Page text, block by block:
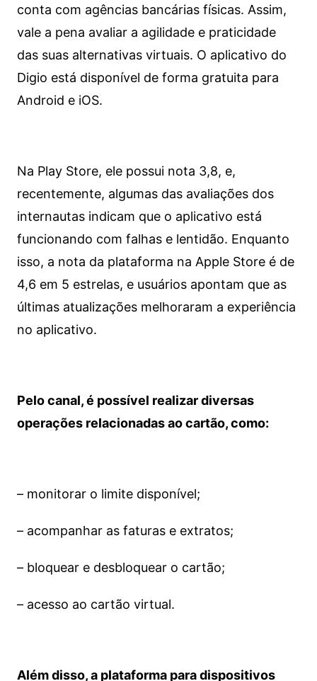
conta com agências bancárias físicas. Assim,
vale a pena avaliar a agilidade e praticidade
das suas alternativas virtuais. O aplicativo do
Digio está disponível de forma gratuita para
Android e iOS.
Na Play Store, ele possui nota 3,8, e,
recentemente, algumas das avaliações dos
internautas indicam que o aplicativo está
funcionando com falhas e lentidão. Enquanto
isso, a nota da plataforma na Apple Store é de
4,6 em 5 estrelas, e usuários apontam que as
últimas atualizações melhoraram a experiência
no aplicativo.
Pelo canal, é possível realizar diversas
operações relacionadas ao cartão, como:
– monitorar o limite disponível;
– acompanhar as faturas e extratos;
– bloquear e desbloquear o cartão;
– acesso ao cartão virtual.
Além disso, a plataforma para dispositivos